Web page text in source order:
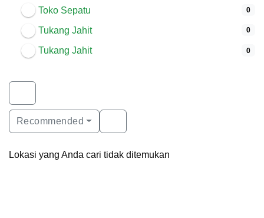
Toko Sepatu 0
Tukang Jahit 0
Tukang Jahit 0
Recommended
Lokasi yang Anda cari tidak ditemukan